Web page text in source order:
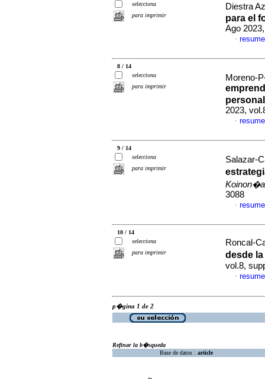
selecciona
para imprimir
Diestra
para el
Ago
·
8 / 14
selecciona
para imprimir
Moreno-
2023,
·
9 / 14
selecciona
para imprimir
Salazar-
Koinon�a
3088
·
10 / 14
selecciona
para imprimir
Roncal-
desde
vol.8,
·
p�gina 1 de 2
Refinar la b�squeda
Base de datos : article